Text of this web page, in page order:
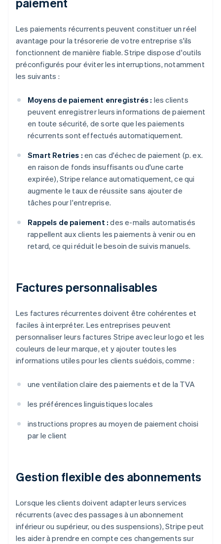
Les paiements récurrents peuvent constituer un réel
avantage pour la trésorerie de votre entreprise s'ils
fonctionnent de manière fiable. Stripe dispose d'outils
préconfigurés pour éviter les interruptions, notamment
les suivants :
Moyens de paiement enregistrés : les clients
peuvent enregistrer leurs informations de paiement
en toute sécurité, de sorte que les paiements
récurrents sont effectués automatiquement.
Smart Retries : en cas d'échec de paiement (p. ex.
en raison de fonds insuffisants ou d'une carte
expirée), Stripe relance automatiquement, ce qui
augmente le taux de réussite sans ajouter de
tâches pour l'entreprise.
Rappels de paiement : des e-mails automatisés
rappellent aux clients les paiements à venir ou en
retard, ce qui réduit le besoin de suivis manuels.
Factures personnalisables
Les factures récurrentes doivent être cohérentes et
faciles à interpréter. Les entreprises peuvent
personnaliser leurs factures Stripe avec leur logo et les
couleurs de leur marque, et y ajouter toutes les
informations utiles pour les clients suédois, comme :
une ventilation claire des paiements et de la TVA
les préférences linguistiques locales
instructions propres au moyen de paiement choisi
par le client
Gestion flexible des abonnements
Lorsque les clients doivent adapter leurs services
récurrents (avec des passages à un abonnement
inférieur ou supérieur, ou des suspensions), Stripe peut
les aider à prendre en compte ces changements sur